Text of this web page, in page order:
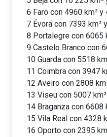
6 Faro con 4960 km² y
7 Évora con 7393 km²
8 Portalegre con 6065
9 Castelo Branco con
10 Guarda con 5518
11 Coimbra con 3947
12 Aveiro con 2808
13 Viseu con 5007
14 Braganza con 6608
​15 Vila Real con 4328
16 Oporto con 2395